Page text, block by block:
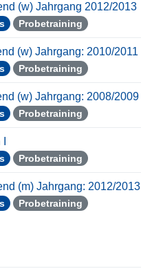
(w) Jahrgang 2012/2013
Probetraining
(w) Jahrgang: 2010/2011
Probetraining
(w) Jahrgang: 2008/2009
Probetraining
Probetraining
(m) Jahrgang: 2012/2013
Probetraining